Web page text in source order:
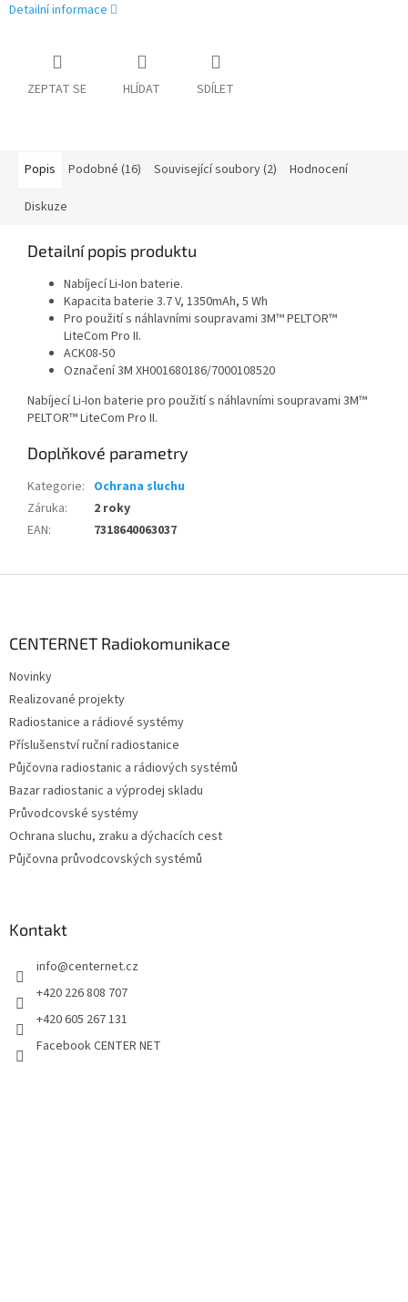
Detailní informace
ZEPTAT SE HLÍDAT SDÍLET
Popis Podobné (16) Související soubory (2) Hodnocení
Diskuze
Detailní popis produktu
Nabíjecí Li-Ion baterie.
Kapacita baterie 3.7 V, 1350mAh, 5 Wh
Pro použití s ​​náhlavními soupravami 3M™ PELTOR™
LiteCom Pro II.
ACK08-50
Označení 3M XH001680186/7000108520
Nabíjecí Li-Ion baterie pro použití s ​​náhlavními soupravami 3M™
PELTOR™ LiteCom Pro II.
Doplňkové parametry
Kategorie: Ochrana sluchu
Záruka:
2 roky
EAN: 7318640063037
CENTERNET Radiokomunikace
Novinky
Realizované projekty
Radiostanice a rádiové systémy
Příslušenství ruční radiostanice
Půjčovna radiostanic a rádiových systémů
Bazar radiostanic a výprodej skladu
Průvodcovské systémy
Ochrana sluchu, zraku a dýchacích cest
Půjčovna průvodcovských systémů
Kontakt
info@centernet.cz
+420 226 808 707
+420 605 267 131
Facebook CENTER NET